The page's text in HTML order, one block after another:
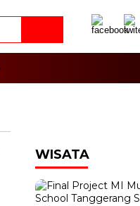
WISATA